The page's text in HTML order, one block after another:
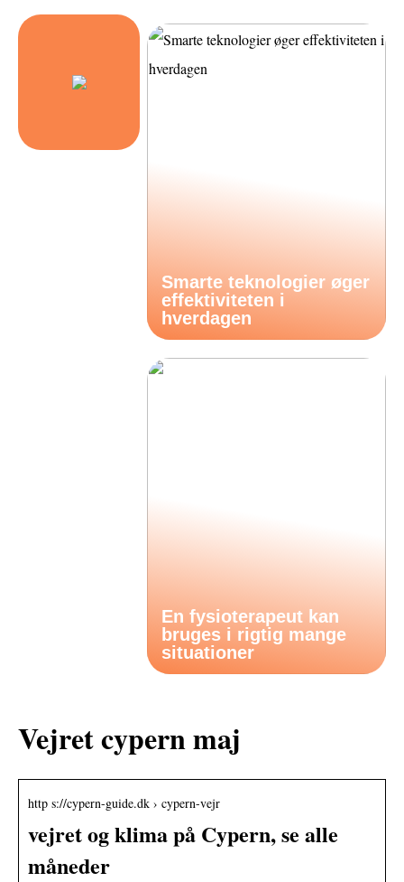
Smarte teknologier øger
effektiviteten i
hverdagen
En fysioterapeut kan
bruges i rigtig mange
situationer
Vejret cypern maj
http s://cypern-guide.dk › cypern-vejr
vejret og klima på Cypern, se alle
måneder